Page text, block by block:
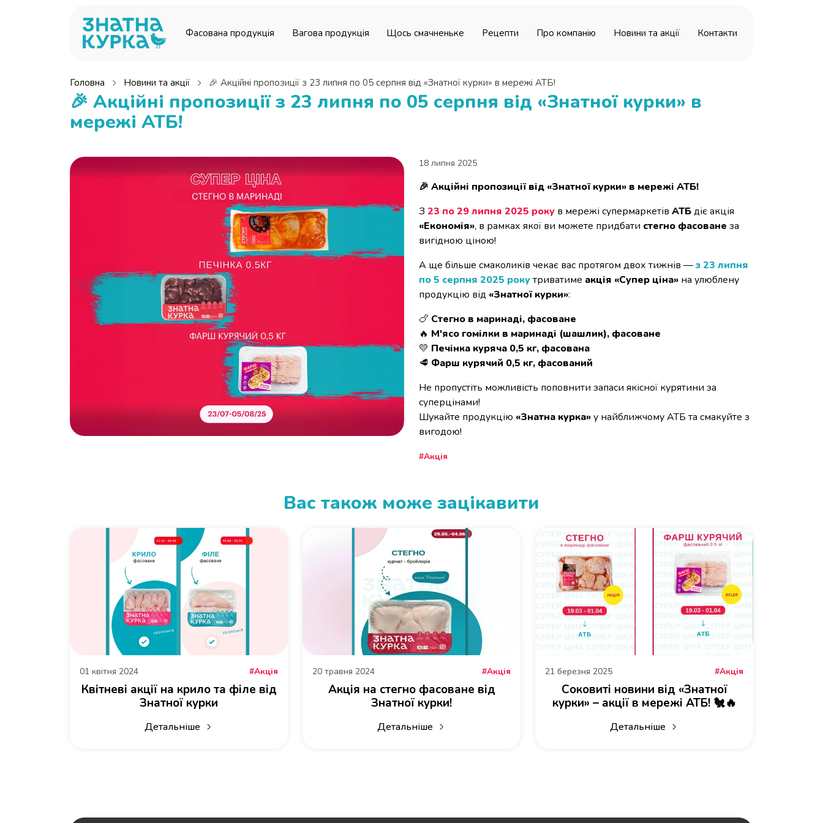
Фасована продукція Вагова продукція Щось смачненьке Рецепти Про компанію Новини та акції Контакти
Головна Новини та акції 🎉 Акційні пропозиції з 23 липня по 05 серпня від «Знатної курки» в мережі АТБ!
🎉 Акційні пропозиції з 23 липня по 05 серпня від «Знатної курки» в
мережі АТБ!
18 липня 2025
🎉 Акційні пропозиції від «Знатної курки» в мережі АТБ!
З 23 по 29 липня 2025 року в мережі супермаркетів АТБдіє акція
«Економія», в рамках якої ви можете придбати стегно фасоване за
вигідною ціною!
А ще більше смаколиків чекає вас протягом двох тижнів —з 23 липня
по 5 серпня 2025 рокутриватиме акція «Супер ціна» на улюблену
продукцію від «Знатної курки»:
🍗 Стегно в маринаді, фасоване
🔥 М'ясо гомілки в маринаді (шашлик), фасоване
💛 Печінка куряча 0,5 кг, фасована
🥩 Фарш курячий 0,5 кг, фасований
Не пропустіть можливість поповнити запаси якісної курятини за
суперцінами!
Шукайте продукцію «Знатна курка»у найближчому АТБ та смакуйте з
вигодою!
Акція
Вас також може зацікавити
01 квітня 2024 Акція
Квітневі акції на крило та філе від
Знатної курки
Детальніше
про Квітневі акції на крило та філе від Знатної курки
20 травня 2024 Акція
Акція на стегно фасоване від
Знатної курки!
Детальніше
про Акція на стегно фасоване від Знатної курки!
21 березня 2025 Акція
Соковиті новини від «Знатної
курки» – акції в мережі АТБ! 🐔🔥
Детальніше
про Соковиті новини від «Знатної курки» –